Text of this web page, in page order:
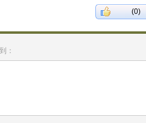
(0)
：